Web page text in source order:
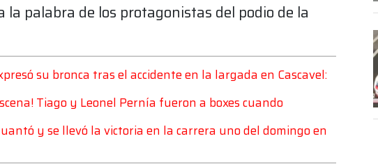
la palabra de los protagonistas del podio de la
su bronca tras el accidente en la largada en Cascavel:
Tiago y Leonel Pernía fueron a boxes cuando
y se llevó la victoria en la carrera uno del domingo en